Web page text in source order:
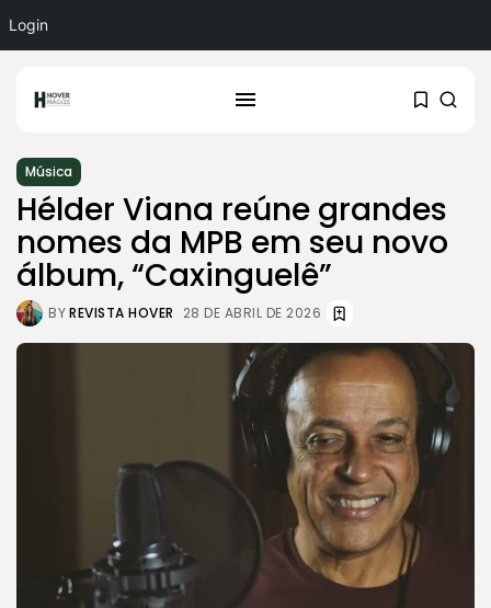
Login
Música
Hélder Viana reúne grandes
nomes da MPB em seu novo
álbum, “Caxinguelê”
BYREVISTA HOVER 28 DE ABRIL DE 2026